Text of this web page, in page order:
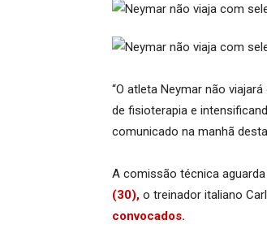
“O atleta Neymar não
de fisioterapia e
comunicado na manhã
A comissão técnica
(30), o treinador italiano
convocados.